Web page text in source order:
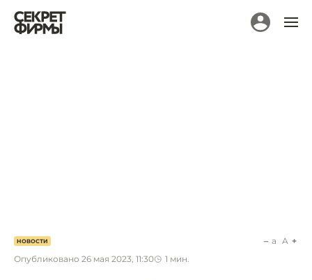
НОВОСТИ
Опубликовано 26 мая 2023, 11:30 1 мин.
a A